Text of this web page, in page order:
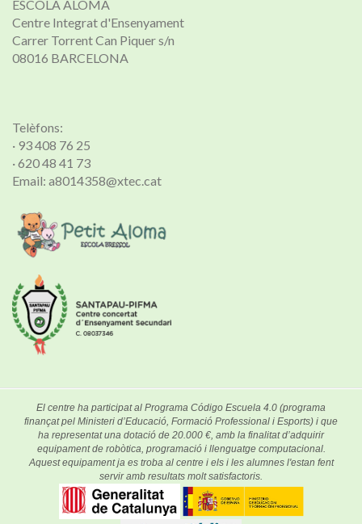
ESCOLA ALOMA
Centre Integrat d'Ensenyament
Carrer Torrent Can Piquer s/n
08016 BARCELONA
Telèfons:
· 93 408 76 25
· 620 48 41 73
Email: a8014358@xtec.cat
El centre ha participat al Programa Código Escuela 4.0 (programa
finançat pel Ministeri d’Educació, Formació Professional i Esports) i que
ha representat una dotació de 20.000 €, amb la finalitat d’adquirir
equipament de robòtica, programació i llenguatge computacional.
Aquest equipament ja es troba al centre i els i les alumnes l'estan fent
servir amb resultats molt satisfactoris.